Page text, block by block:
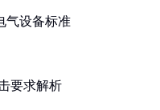
气设备标准
要求解析